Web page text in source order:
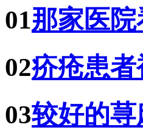
01那家医
02疥疮患
03较好的